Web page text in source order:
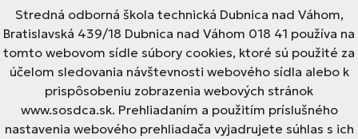
Stredná odborná škola technická Dubnica nad Váhom,
Bratislavská 439/18 Dubnica nad Váhom 018 41 používa na
tomto webovom sídle súbory cookies, ktoré sú použité za
účelom sledovania návštevnosti webového sídla alebo k
prispôsobeniu zobrazenia webových stránok
www.sosdca.sk. Prehliadaním a použitím príslušného
nastavenia webového prehliadača vyjadrujete súhlas s ich